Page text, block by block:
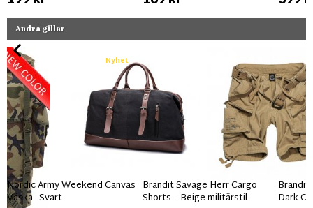
Andra gillar
Nyhet
Nordic Army Weekend Canvas
Väska - Svart
Brandit Savage Herr Cargo
Shorts – Beige militärstil
Brandit
Dark